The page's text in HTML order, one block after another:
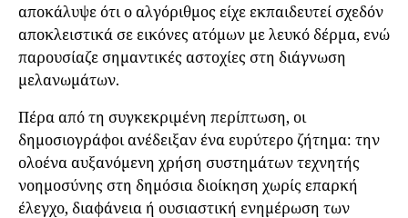
αποκάλυψε ότι ο αλγόριθμος είχε εκπαιδευτεί σχεδόν
αποκλειστικά σε εικόνες ατόμων με λευκό δέρμα, ενώ
παρουσίαζε σημαντικές αστοχίες στη διάγνωση
μελανωμάτων.
Πέρα από τη συγκεκριμένη περίπτωση, οι
δημοσιογράφοι ανέδειξαν ένα ευρύτερο ζήτημα: την
ολοένα αυξανόμενη χρήση συστημάτων τεχνητής
νοημοσύνης στη δημόσια διοίκηση χωρίς επαρκή
έλεγχο, διαφάνεια ή ουσιαστική ενημέρωση των